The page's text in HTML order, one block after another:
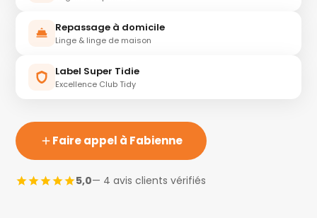
Repassage à domicile
Linge & linge de maison
Label Super Tidie
Excellence Club Tidy
Faire appel à Fabienne
5,0— 4 avis clients vérifiés